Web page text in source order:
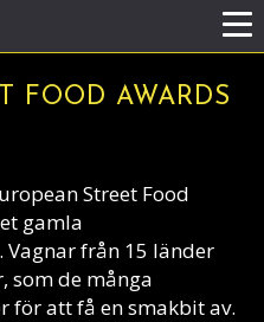
FOOD AWARDS
Street Food
gamla
från 15 länder
som de många
för att få en smakbit av.